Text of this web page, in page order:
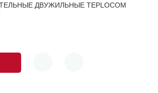
ДВУЖИЛЬНЫЕ TEPLOCOM